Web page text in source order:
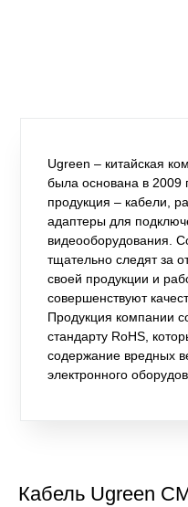
Ugreen – китайская
была основана в 2009
продукция – кабели,
адаптеры для
видеооборудования.
тщательно следят за
своей продукции и
совершенствуют
Продукция компании
стандарту RoHS,
содержание вредных
электронного
Кабель Ugreen